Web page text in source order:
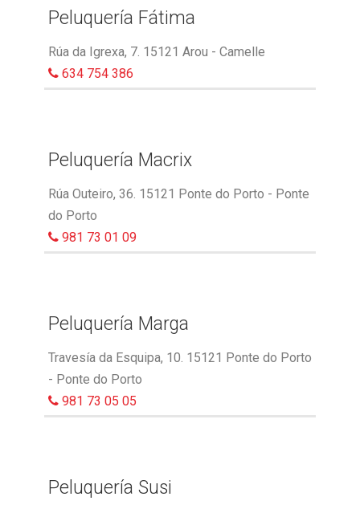
Peluquería Fátima
Rúa da Igrexa, 7. 15121 Arou - Camelle
634 754 386
Peluquería Macrix
Rúa Outeiro, 36. 15121 Ponte do Porto - Ponte
do Porto
981 73 01 09
Peluquería Marga
Travesía da Esquipa, 10. 15121 Ponte do Porto
- Ponte do Porto
981 73 05 05
Peluquería Susi